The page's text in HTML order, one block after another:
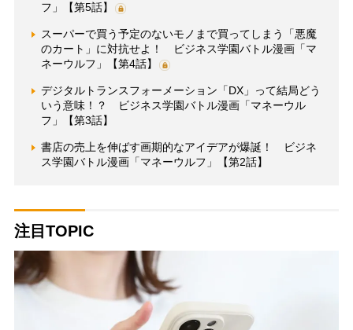
フ」【第5話】
スーパーで買う予定のないモノまで買ってしまう「悪魔
のカート」に対抗せよ！ ビジネス学園バトル漫画「マ
ネーウルフ」【第4話】
デジタルトランスフォーメーション「DX」って結局どう
いう意味！？ ビジネス学園バトル漫画「マネーウル
フ」【第3話】
書店の売上を伸ばす画期的なアイデアが爆誕！ ビジネ
ス学園バトル漫画「マネーウルフ」【第2話】
注目TOPIC